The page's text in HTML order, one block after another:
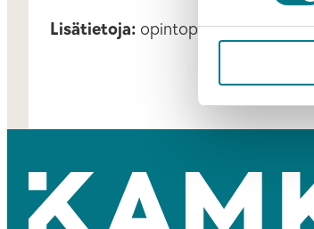
Lisätietoja: opintopalvelut@kamk.fi